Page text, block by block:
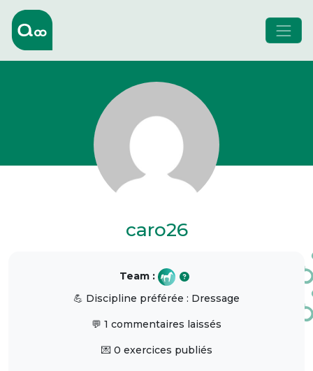
caro26
Team :
💪 Discipline préférée : Dressage
💬 1 commentaires laissés
💌 0 exercices publiés